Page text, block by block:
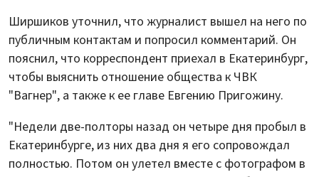
Ширшиков уточнил, что журналист вышел на него по
публичным контактам и попросил комментарий. Он
пояснил, что корреспондент приехал в Екатеринбург,
чтобы выяснить отношение общества к ЧВК
"Вагнер", а также к ее главе Евгению Пригожину.
"Недели две-полторы назад он четыре дня пробыл в
Екатеринбурге, из них два дня я его сопровождал
полностью. Потом он улетел вместе с фотографом в